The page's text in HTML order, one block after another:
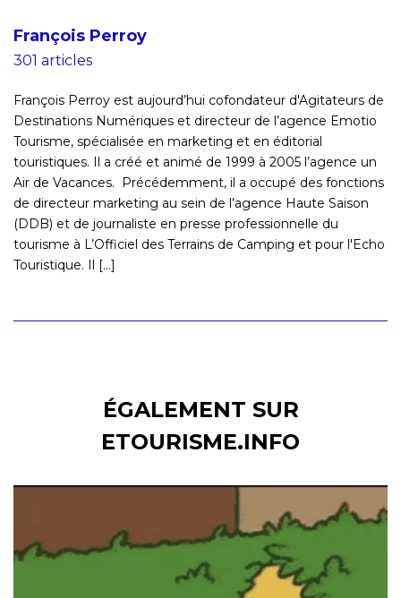
François Perroy
301 articles
François Perroy est aujourd’hui cofondateur d'Agitateurs de
Destinations Numériques et directeur de l’agence Emotio
Tourisme, spécialisée en marketing et en éditorial
touristiques. Il a créé et animé de 1999 à 2005 l’agence un
Air de Vacances. Précédemment, il a occupé des fonctions
de directeur marketing au sein de l’agence Haute Saison
(DDB) et de journaliste en presse professionnelle du
tourisme à L’Officiel des Terrains de Camping et pour l'Echo
Touristique. Il [...]
ÉGALEMENT SUR
ETOURISME.INFO